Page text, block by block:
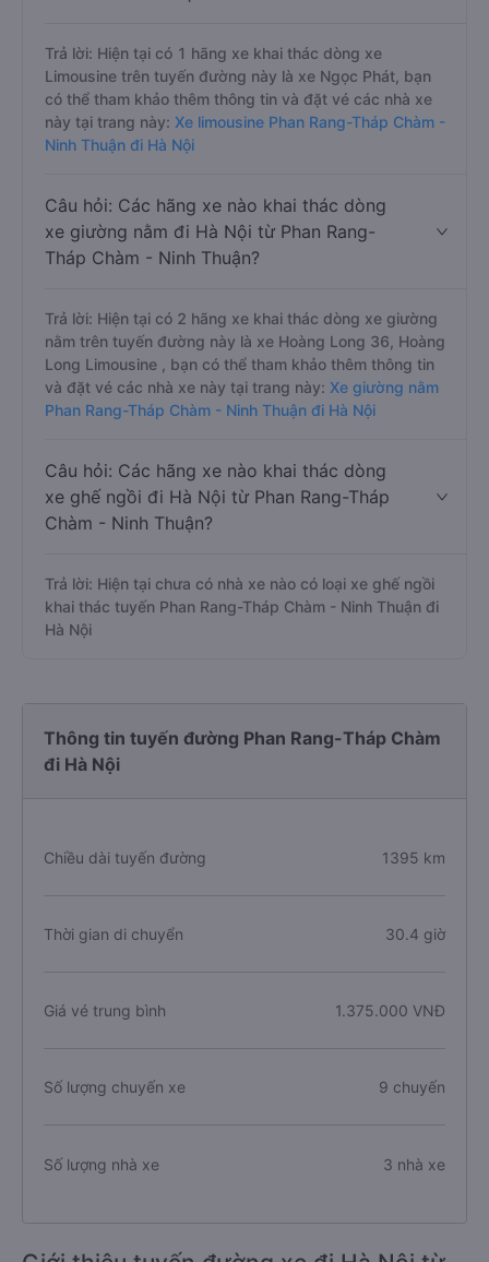
Trả lời: Hiện tại có 1 hãng xe khai thác dòng xe
Limousine trên tuyến đường này là xe Ngọc Phát, bạn
có thể tham khảo thêm thông tin và đặt vé các nhà xe
này tại trang này: Xe limousine Phan Rang-Tháp Chàm -
Ninh Thuận đi Hà Nội
Câu hỏi: Các hãng xe nào khai thác dòng
xe giường nằm đi Hà Nội từ Phan Rang-
Tháp Chàm - Ninh Thuận?
Trả lời: Hiện tại có 2 hãng xe khai thác dòng xe giường
nằm trên tuyến đường này là xe Hoàng Long 36, Hoàng
Long Limousine , bạn có thể tham khảo thêm thông tin
và đặt vé các nhà xe này tại trang này: Xe giường nằm
Phan Rang-Tháp Chàm - Ninh Thuận đi Hà Nội
Câu hỏi: Các hãng xe nào khai thác dòng
xe ghế ngồi đi Hà Nội từ Phan Rang-Tháp
Chàm - Ninh Thuận?
Trả lời: Hiện tại chưa có nhà xe nào có loại xe ghế ngồi
khai thác tuyến Phan Rang-Tháp Chàm - Ninh Thuận đi
Hà Nội
Thông tin tuyến đường Phan Rang-Tháp Chàm
đi Hà Nội
Chiều dài tuyến đường 1395 km
Thời gian di chuyển 30.4 giờ
Giá vé trung bình 1.375.000 VNĐ
Số lượng chuyến xe 9 chuyến
Số lượng nhà xe 3 nhà xe